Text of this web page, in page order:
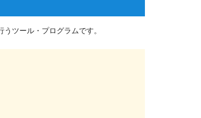
ツール・プログラムです。